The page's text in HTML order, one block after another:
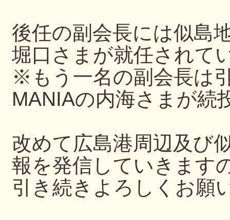
後任の副会長には似島
堀口さまが就任されて
※もう一名の副会長は
MANIAの内海さまが続
改めて広島港周辺及び
報を発信していきます
引き続きよろしくお願